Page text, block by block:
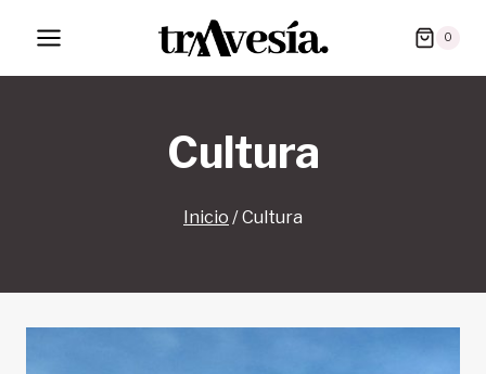
contenido
0
Cultura
Inicio /Cultura